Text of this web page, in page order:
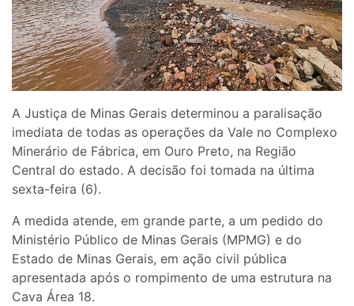
A Justiça de Minas Gerais determinou a paralisação
imediata de todas as operações da Vale no Complexo
Minerário de Fábrica, em Ouro Preto, na Região
Central do estado. A decisão foi tomada na última
sexta-feira (6).
A medida atende, em grande parte, a um pedido do
Ministério Público de Minas Gerais (MPMG) e do
Estado de Minas Gerais, em ação civil pública
apresentada após o rompimento de uma estrutura na
Cava Área 18.